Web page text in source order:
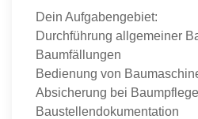
Dein Aufgabengebiet:
Durchführung allgemeiner
Baumfällungen
Bedienung von
Absicherung bei
Baustellendokumentation